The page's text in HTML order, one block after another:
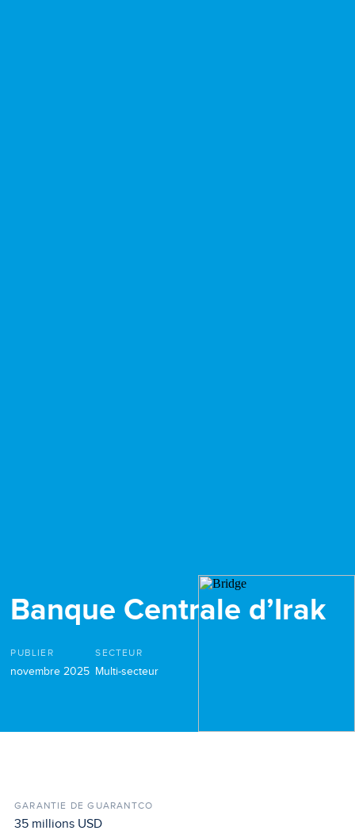
Banque Centrale d’Irak
PUBLIER
novembre 2025
SECTEUR
Multi-secteur
GARANTIE DE GUARANTCO
35 millions USD